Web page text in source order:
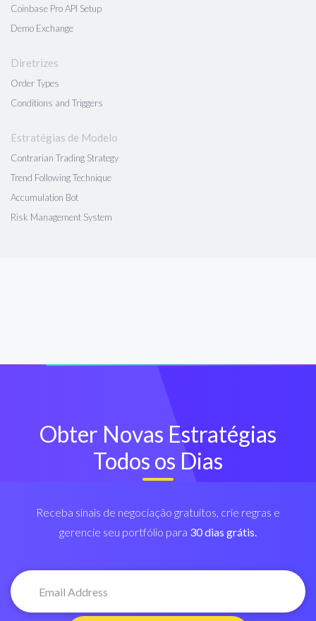
Coinbase Pro API Setup
Demo Exchange
Diretrizes
Order Types
Conditions and Triggers
Estratégias de Modelo
Contrarian Trading Strategy
Trend Following Technique
Accumulation Bot
Risk Management System
Obter Novas Estratégias
Todos os Dias
Receba sinais de negociação gratuitos, crie regras e
gerencie seu portfólio para 30 dias grátis.